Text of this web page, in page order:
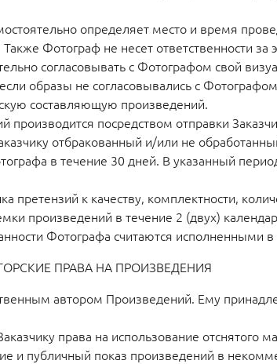
определяет место и время
Фотограф не несет ответственности
согласовывать с Фотографом свой
образы не согласовывались с
составляющую произведений.
производится посредством отправки
отбракованный и/или не
в течение 30 дней. В указанный
претензий к качеству, комплектности,
произведений в течение 2 (двух)
Фотографа считаются
ПРАВА НА ПРОИЗВЕДЕНИЯ
автором Произведений. Ему
права на использование
публичный показ произведений в